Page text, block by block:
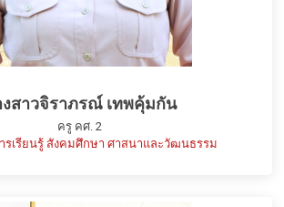
งสาวจิราภรณ์ เทพคุ้มกัน
ครู คศ. 2
รเรียนรู้ สังคมศึกษา ศาสนาและวัฒนธรรม